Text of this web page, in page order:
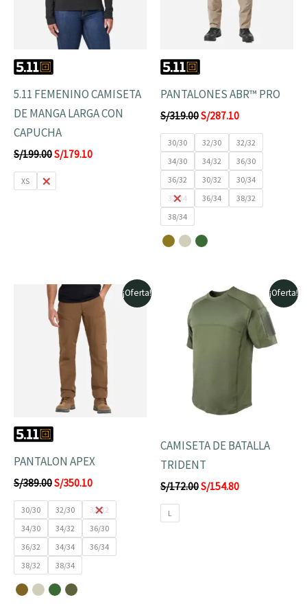
5.11 FEMENINO CAMISETA
DE MANGA LARGA CON
CAPUCHA
S/199.00S/179.10
XS S
PANTALONES ABR™ PRO
S/319.00S/287.10
30/30 32/30
32/32
34/30
34/32
36/30
36/32
30/32
30/34
32/34
36/34
38/32
38/34
¡Oferta!
PANTALON APEX
S/389.00
El
precio
original
era:
S/389.00.
S/350.10
El
precio
actual
S/350.10.
30/30 32/30
32/32
34/30
34/32
36/30
36/32
34/34
36/34
38/32
38/34
¡Oferta!
CAMISETA DE BATALLA
TRIDENT
S/172.00
precio
S/172.00.
S/154.80
El
precio
actual
es:
S/154.80.
L